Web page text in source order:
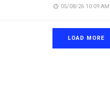
05/08/26 10:09 AM
LOAD MORE